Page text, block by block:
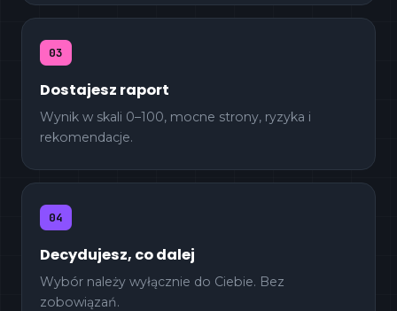
03
Dostajesz raport
Wynik w skali 0–100, mocne strony, ryzyka i
rekomendacje.
04
Decydujesz, co dalej
Wybór należy wyłącznie do Ciebie. Bez
zobowiązań.